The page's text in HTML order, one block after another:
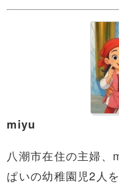
miyu
八潮市在住の主婦
ぱいの幼稚園児2人